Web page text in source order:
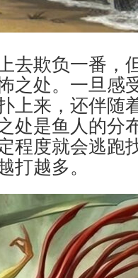
去欺负一番，
之处。一旦感
上来，还伴随
处是鱼人的分
程度就会逃跑
打越多。